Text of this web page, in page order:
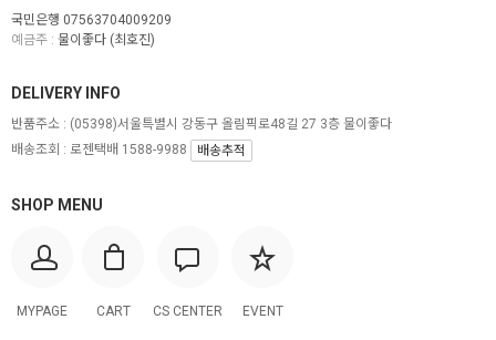
국민은행 07563704009209
예금주 : 물이좋다 (최호진)
SHOP MENU
MYPAGE CART CS CENTER EVENT
DELIVERY INFO
반품주소 : (05398)서울특별시 강동구 올림픽로48길 27 3층 물이좋다
배송조회 : 로젠택배 1588-9988
배송추적